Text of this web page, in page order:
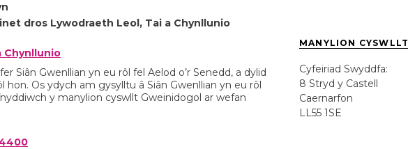
dros Lywodraeth Leol, Tai a Chynllunio
Chynllunio
Siân Gwenllian yn eu rôl fel Aelod o’r Senedd, a dylid
Os ydych am gysylltu â Siân Gwenllian yn eu rôl
y manylion cyswllt Gweinidogol ar wefan
MANYLION CYSWLLT
Cyfeiriad Swyddfa:
8 Stryd y Castell
Caernarfon
LL55 1SE